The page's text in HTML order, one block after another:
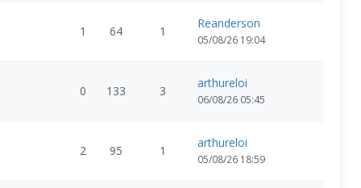
1 64 1
Reanderson
05/08/26 19:04
0 133 3
arthureloi
06/08/26 05:45
2 95 1
arthureloi
05/08/26 18:59